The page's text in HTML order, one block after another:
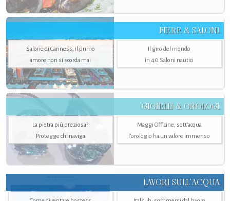
FIERE & SALONI
Salone di Canness, il primo
amore non si scorda mai
Il giro del mondo
in 40 Saloni nautici
GIOIELLI & OROLOGI
La pietra più preziosa?
Protegge chi naviga
Maggi Officine, sott’acqua
l'orologio ha un valore immenso
LAVORI SULL’ACQUA